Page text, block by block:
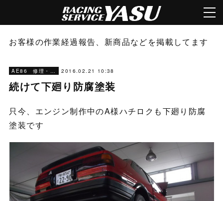
お客様の作業経過報告、新商品などを掲載してます
AE86 修理・メンテナンス 2016.02.21 10:38
続けて下廻り防腐塗装
只今、エンジン制作中のA様ハチロクも下廻り防腐
塗装です